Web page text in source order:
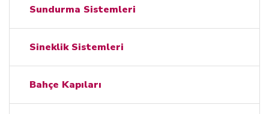
Sundurma Sistemleri
Sineklik Sistemleri
Bahçe Kapıları